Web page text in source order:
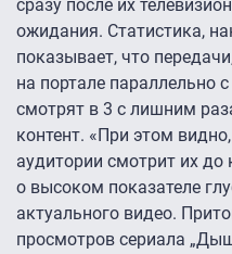
сразу после их
ожидания. Статистика,
показывает, что
на портале параллельно
смотрят в 3 с лишним
контент. «При этом
аудитории смотрит их до
о высоком показателе
актуального видео.
просмотров сериала